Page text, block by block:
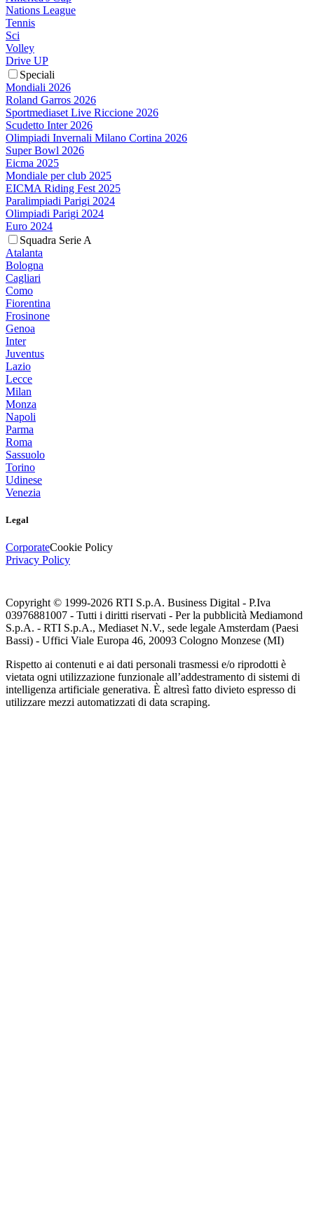
Nations League
Tennis
Sci
Volley
Drive UP
Speciali
Mondiali 2026
Roland Garros 2026
Sportmediaset Live Riccione 2026
Scudetto Inter 2026
Olimpiadi Invernali Milano Cortina 2026
Super Bowl 2026
Eicma 2025
Mondiale per club 2025
EICMA Riding Fest 2025
Paralimpiadi Parigi 2024
Olimpiadi Parigi 2024
Euro 2024
Squadra Serie A
Atalanta
Bologna
Cagliari
Como
Fiorentina
Frosinone
Genoa
Inter
Juventus
Lazio
Lecce
Milan
Monza
Napoli
Parma
Roma
Sassuolo
Torino
Udinese
Venezia
Legal
CorporateCookie Policy
Privacy Policy
Copyright © 1999-2026 RTI S.p.A. Business Digital - P.Iva
03976881007 - Tutti i diritti riservati - Per la pubblicità Mediamond
S.p.A. - RTI S.p.A., Mediaset N.V., sede legale Amsterdam (Paesi
Bassi) - Uffici Viale Europa 46, 20093 Cologno Monzese (MI)
Rispetto ai contenuti e ai dati personali trasmessi e/o riprodotti è
vietata ogni utilizzazione funzionale all’addestramento di sistemi di
intelligenza artificiale generativa. È altresì fatto divieto espresso di
utilizzare mezzi automatizzati di data scraping.